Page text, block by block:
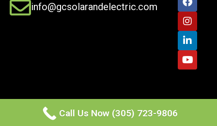
info@gcsolarandelectric.com
Call Us Now (305) 723-9806